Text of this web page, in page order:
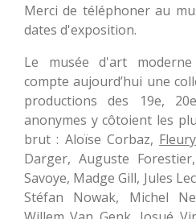
Merci de téléphoner au
dates d'exposition.
Le musée d'art
compte aujourd’hui une
productions des 19e,
anonymes y côtoient les
brut : Aloïse Corbaz,
Darger, Auguste
Savoye, Madge Gill, Jules
Stéfan Nowak, Michel